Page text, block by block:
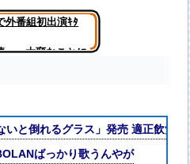
外番組初出演ｷﾀ
』、大変なことに
いと倒れるグラス」発売 適正飲酒を
ばっかり歌うんやが